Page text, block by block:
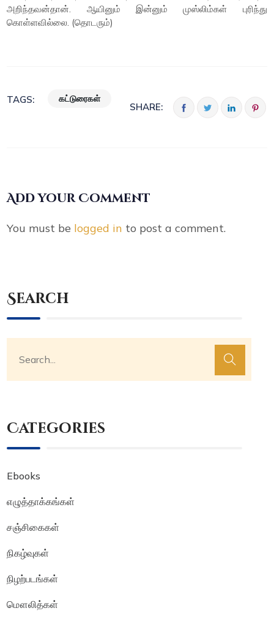
அறிந்தவன்தான். ஆயினும் இன்னும் முஸ்லிம்கள் புரிந்து
கொள்ளவில்லை. (தொடரும்)
TAGS: கட்டுரைகள்
SHARE:
Add your Comment
You must be logged in to post a comment.
Search
Categories
Ebooks
எழுத்தாக்கங்கள்
சஞ்சிகைகள்
நிகழ்வுகள்
நிழற்படங்கள்
மௌலித்கள்